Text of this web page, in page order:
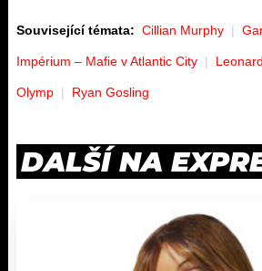
Související témata: Cillian Murphy
Impérium – Mafie v Atlantic City
Olymp Ryan Gosling
DALŠÍ NA